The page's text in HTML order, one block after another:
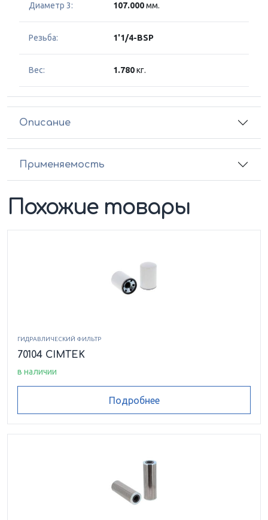
Диаметр 3: 107.000мм.
Резьба: 1'1/4-BSP
Вес: 1.780кг.
Описание
Применяемость
Похожие товары
ГИДРАВЛИЧЕСКИЙ ФИЛЬТР
70104 CIMTEK
в наличии
Подробнее